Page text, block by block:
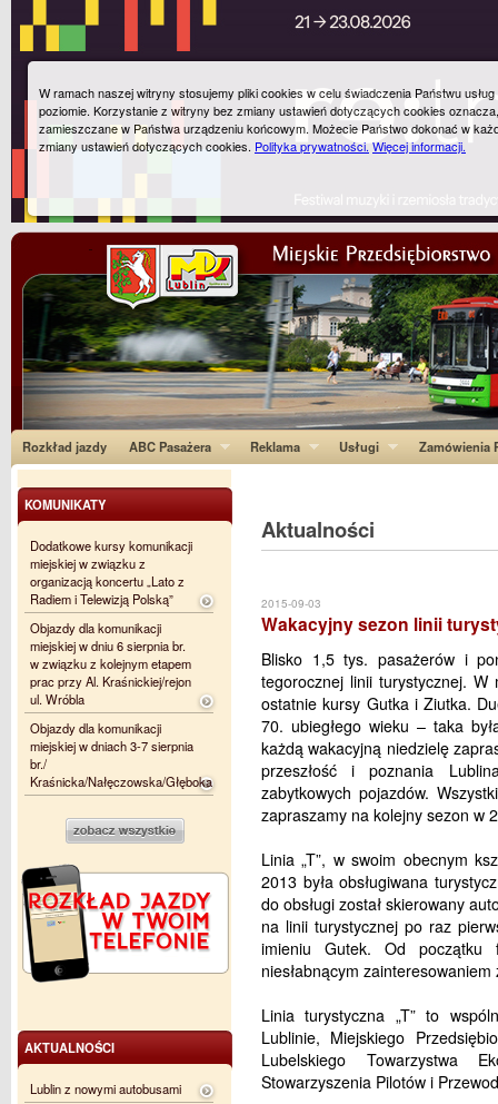
Rozkład jazdy ABC Pasażera Reklama Usługi Zamówienia
Aktualności
2015-09-03
Wakacyjny sezon linii
Blisko 1,5 tys. pasażerów i
tegorocznej linii turystycznej.
ostatnie kursy Gutka i Ziutka.
70. ubiegłego wieku – taka
każdą wakacyjną niedzielę
przeszłość i poznania
zabytkowych pojazdów.
zapraszamy na kolejny sezon w
Linia „T”, w swoim obecnym
2013 była obsługiwana
do obsługi został skierowany
na linii turystycznej po raz
imieniu Gutek. Od początku
niesłabnącym
Linia turystyczna „T” to
Lublinie, Miejskiego
Lubelskiego Towarzystwa
Stowarzyszenia Pilotów i
KOMUNIKATY
Dodatkowe kursy komunikacji
miejskiej w związku z
organizacją koncertu „Lato z
Radiem i Telewizją Polską”
Objazdy dla komunikacji
miejskiej w dniu 6 sierpnia br.
w związku z kolejnym etapem
prac przy Al. Kraśnickiej/rejon
ul. Wróbla
Objazdy dla komunikacji
miejskiej w dniach 3-7 sierpnia
br./
Kraśnicka/Nałęczowska/Głęboka
AKTUALNOŚCI
Lublin z nowymi autobusami
W ramach naszej witryny stosujemy pliki cookies w celu świadczenia Państwu
poziomie. Korzystanie z witryny bez zmiany ustawień dotyczących cookies
zamieszczane w Państwa urządzeniu końcowym. Możecie Państwo dokonać w
zmiany ustawień dotyczących cookies. Polityka prywatności.Więcej informacji.